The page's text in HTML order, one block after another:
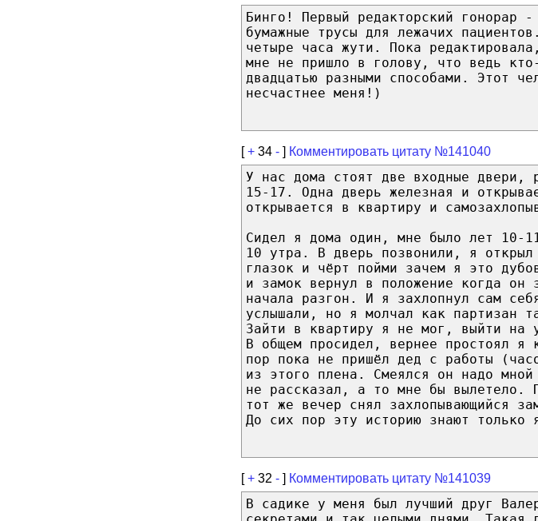
Бинго! Первый редакторский гонорар
бумажные трусы для лежачих
четыре часа жути. Пока
мне не пришло в голову, что ведь
двадцатью разными способами. Этот
несчастнее меня!)
[+ 34 - ] Комментировать цитату №141040
У нас дома стоят две входные двери,
15-17. Одна дверь железная и
открывается в квартиру и
Сидел я дома один, мне было лет 10-
10 утра. В дверь позвонили, я открыл
глазок и чёрт пойми зачем я это
и замок вернул в положение когда он
начала разгон. И я захлопнул сам
услышали, но я молчал как партизан
Зайти в квартиру я не мог, выйти на
В общем просидел, вернее простоял я
пор пока не пришёл дед с работы
из этого плена. Смеялся он надо
не рассказал, а то мне бы вылетело.
тот же вечер снял захлопывающийся
До сих пор эту историю знают
[+ 32 - ] Комментировать цитату №141039
В садике у меня был лучший друг